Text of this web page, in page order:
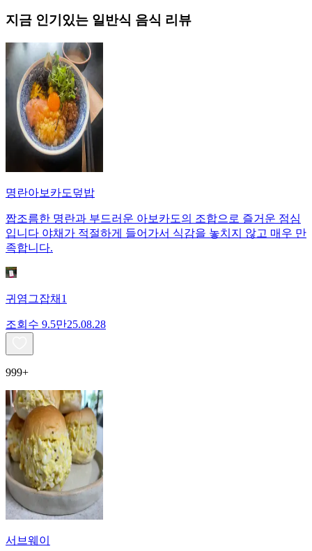
지금 인기있는 일반식 음식 리뷰
명란아보카도덮밥
짭조름한 명란과 부드러운 아보카도의 조합으로 즐거운 점심
입니다 야채가 적절하게 들어가서 식감을 놓치지 않고 매우 만
족합니다.
귀염그잡채1
조회수 9.5만25.08.28
999+
서브웨이